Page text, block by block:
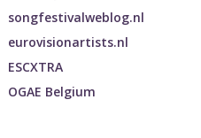
songfestivalweblog.nl
eurovisionartists.nl
ESCXTRA
OGAE Belgium